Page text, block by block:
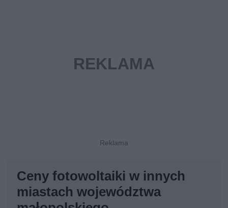
Ceny fotowoltaiki w innych
miastach województwa